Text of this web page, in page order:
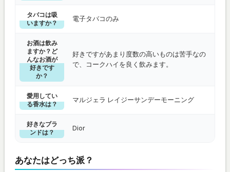
タバコは吸
いますか？
電子タバコのみ
お酒は飲み
ますか？ど
んなお酒が
好きです
か？
好きですがあまり度数の高いものは苦手なの
で、コークハイを良く飲みます。
愛用してい
る香水は？
マルジェラ レイジーサンデーモーニング
好きなブラ
ンドは？
Dior
あなたはどっち派？